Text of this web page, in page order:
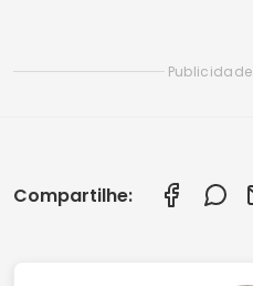
Conecte-se Sem Gastar